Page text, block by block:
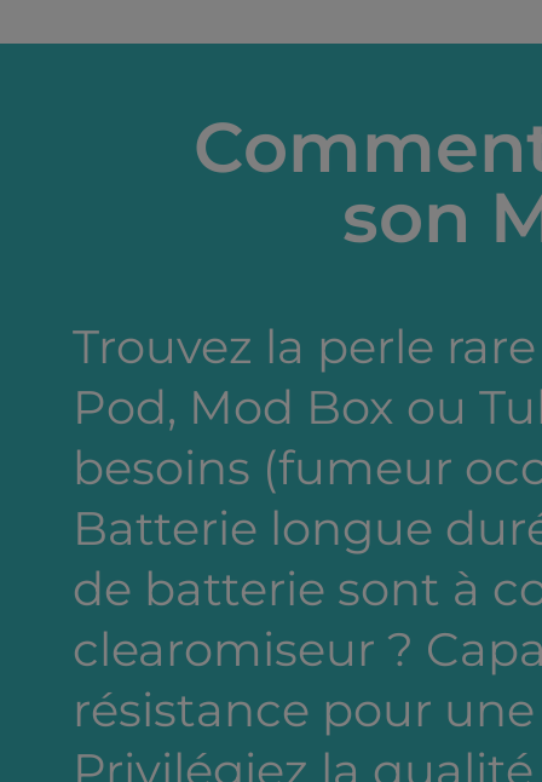
son
Trouvez la perle
Pod, Mod Box ou
besoins (fumeur
Batterie longue
de batterie sont à
clearomiseur ?
résistance pour